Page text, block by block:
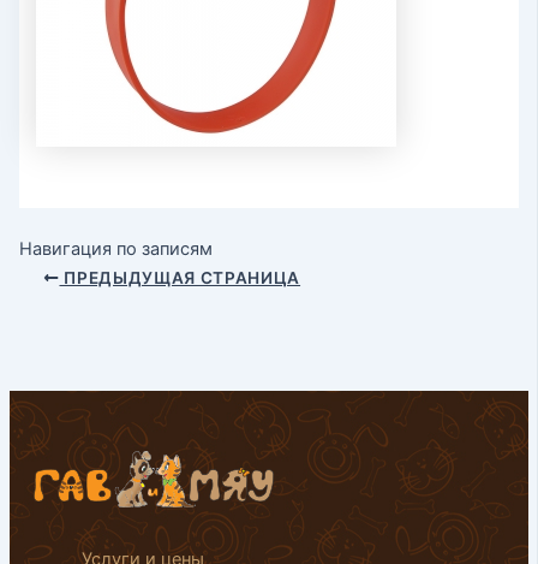
Навигация по записям
ПРЕДЫДУЩАЯ СТРАНИЦА
Услуги и цены